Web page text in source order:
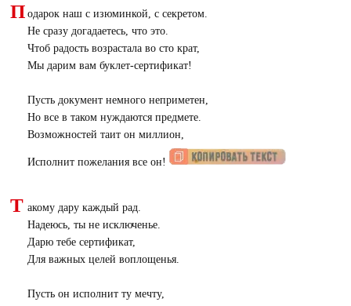
П одарок наш с изюминкой, с секретом.
Не сразу догадаетесь, что это.
Чтоб радость возрастала во сто крат,
Мы дарим вам буклет-сертификат!
Пусть документ немного неприметен,
Но все в таком нуждаются предмете.
Возможностей таит он миллион,
Исполнит пожелания все он!
Т акому дару каждый рад.
Надеюсь, ты не исключенье.
Дарю тебе сертификат,
Для важных целей воплощенья.
Пусть он исполнит ту мечту,